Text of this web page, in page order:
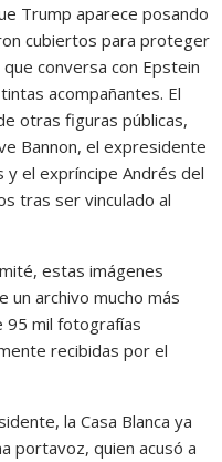
Trump aparece posando
cubiertos para proteger
conversa con Epstein
acompañantes. El
otras figuras públicas,
Bannon, el expresidente
y el expríncipe Andrés del
tras ser vinculado al
estas imágenes
un archivo mucho más
95 mil fotografías
recibidas por el
la Casa Blanca ya
portavoz, quien acusó a